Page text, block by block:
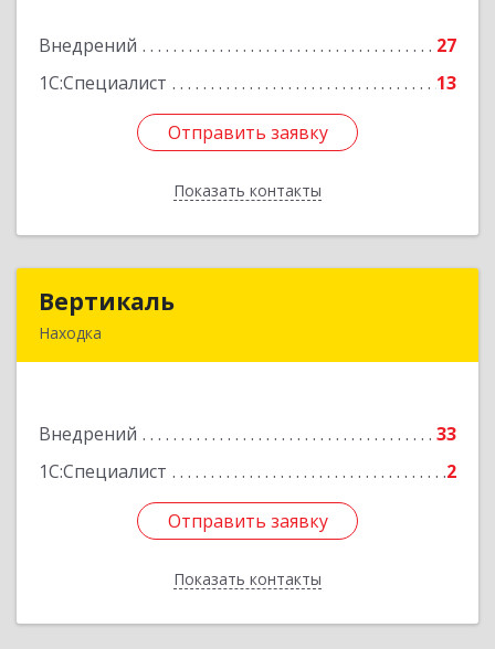
Внедрений
27
1С:Специалист
13
Отправить заявку
Показать контакты
Подробнее
Отправить заявку
Назад
Вертикаль
Находка
Внедрений
33
1С:Специалист
2
Отправить заявку
Показать контакты
Подробнее
Отправить заявку
Назад